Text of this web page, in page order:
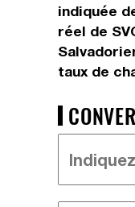
indiquée
réel de
taux de